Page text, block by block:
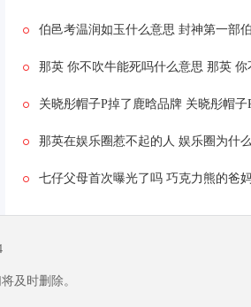
伯邑考温润如玉什么意思 封神第一部伯邑考被做成肉
那英 你不吹牛能死吗什么意思 那英 你不吹牛能死吗什么
关晓彤帽子P掉了鹿晗品牌 关晓彤帽子P掉了鹿晗品牌
那英在娱乐圈惹不起的人 娱乐圈为什么都怕
七仔父母首次曝光了吗 巧克力熊的爸妈为啥是黑
及时删除。